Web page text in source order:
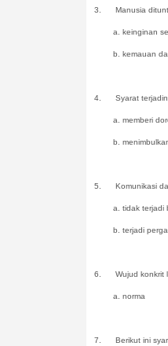
3. Manusia
a.
b. kemauan
4. Syarat
a. memberi
b.
5. Komunikasi
a. tidak
b. terjadi
6. Wujud konkrit
a. norma
7. Berikut ini